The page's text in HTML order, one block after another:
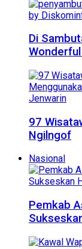
Di
97
Ngilngof
Nasional
Pemkab